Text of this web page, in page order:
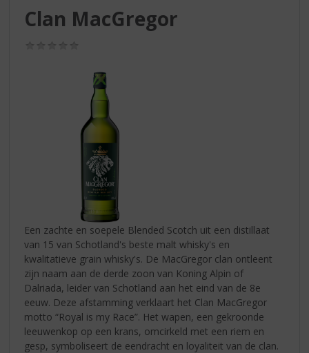
Clan MacGregor
Een zachte en soepele Blended Scotch uit een distillaat
van 15 van Schotland's beste malt whisky's en
kwalitatieve grain whisky's. De MacGregor clan ontleent
zijn naam aan de derde zoon van Koning Alpin of
Dalriada, leider van Schotland aan het eind van de 8e
eeuw. Deze afstamming verklaart het Clan MacGregor
motto “Royal is my Race”. Het wapen, een gekroonde
leeuwenkop op een krans, omcirkeld met een riem en
gesp, symboliseert de eendracht en loyaliteit van de clan.